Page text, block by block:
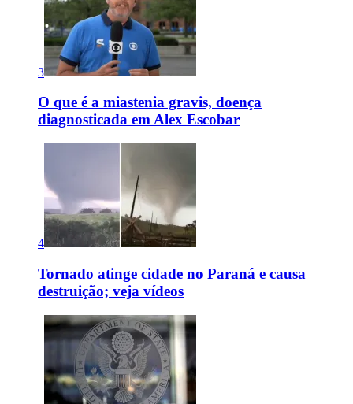
3
O que é a miastenia gravis, doença
diagnosticada em Alex Escobar
4
Tornado atinge cidade no Paraná e causa
destruição; veja vídeos